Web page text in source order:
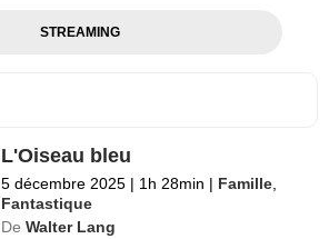
STREAMING
L'Oiseau bleu
5 décembre 2025 | 1h 28min | Famille
Fantastique
De Walter Lang